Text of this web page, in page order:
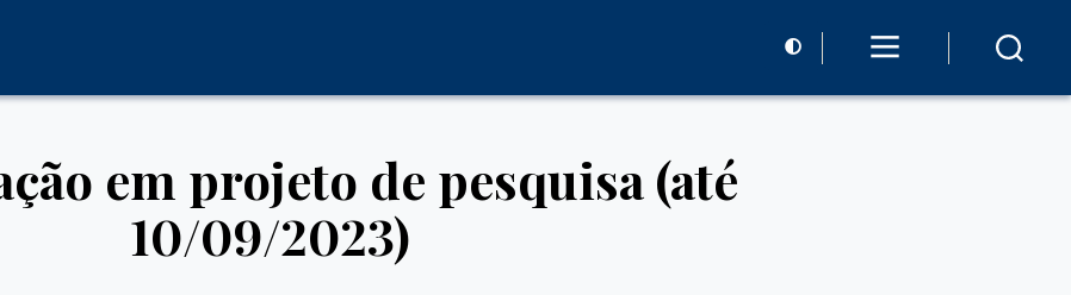
em projeto de pesquisa (até
10/09/2023)